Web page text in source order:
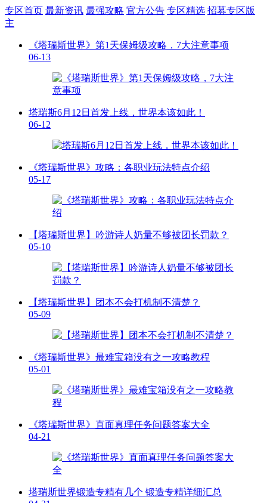
专区首页 最新资讯 最强攻略 官方公告 专区精选 招募专区版
主
《塔瑞斯世界》第1天保姆级攻略，7大注意事项
06-13
塔瑞斯6月12日首发上线，世界本该如此！
06-12
《塔瑞斯世界》攻略：各职业玩法特点介绍
05-17
【塔瑞斯世界】吟游诗人奶量不够被团长罚款？
05-10
【塔瑞斯世界】团本不会打机制不清楚？
05-09
《塔瑞斯世界》最难宝箱没有之一攻略教程
05-01
《塔瑞斯世界》直面真理任务问题答案大全
04-21
塔瑞斯世界锻造专精有几个 锻造专精详细汇总